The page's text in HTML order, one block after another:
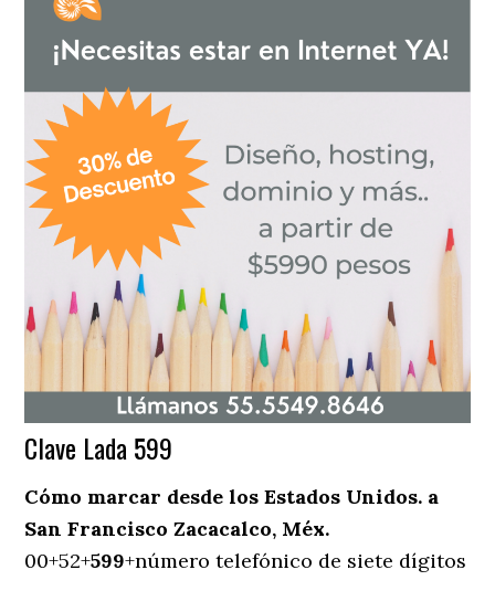
Clave Lada 599
Cómo marcar desde los Estados Unidos. a
San Francisco Zacacalco, Méx.
00+52+599+número telefónico de siete dígitos